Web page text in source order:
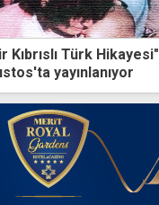
Kıbrıslı Türk Hikayesi"
yayınlanıyor